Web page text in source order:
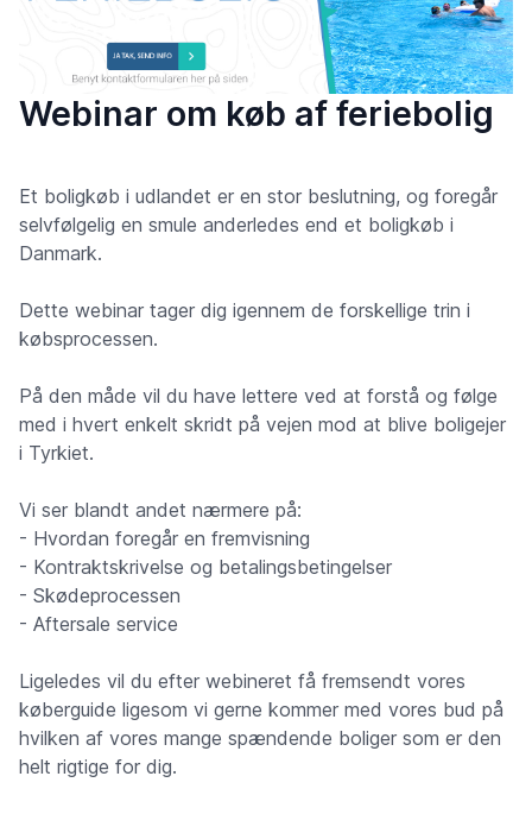
Webinar om køb af feriebolig
Et boligkøb i udlandet er en stor beslutning, og foregår
selvfølgelig en smule anderledes end et boligkøb i
Danmark.
Dette webinar tager dig igennem de forskellige trin i
købsprocessen.
På den måde vil du have lettere ved at forstå og følge
med i hvert enkelt skridt på vejen mod at blive boligejer
i Tyrkiet.
Vi ser blandt andet nærmere på:
- Hvordan foregår en fremvisning
- Kontraktskrivelse og betalingsbetingelser
- Skødeprocessen
- Aftersale service
Ligeledes vil du efter webineret få fremsendt vores
køberguide ligesom vi gerne kommer med vores bud på
hvilken af vores mange spændende boliger som er den
helt rigtige for dig.